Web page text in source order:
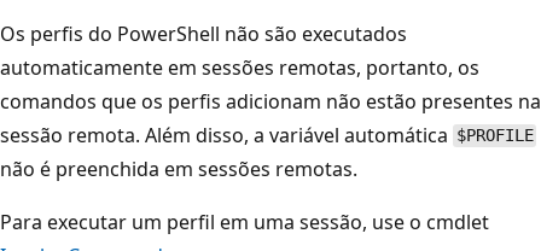
Os perfis do PowerShell não são executados
automaticamente em sessões remotas, portanto, os
comandos que os perfis adicionam não estão presentes na
sessão remota. Além disso, a variável automática $PROFILE
não é preenchida em sessões remotas.
Para executar um perfil em uma sessão, use o cmdlet